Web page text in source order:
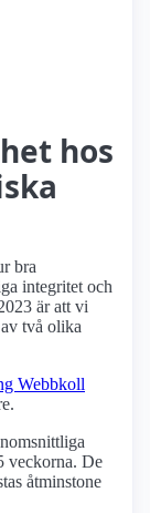
hos
bra
integritet och
är att vi
två olika
Webbkoll
veckorna. De
åtminstone